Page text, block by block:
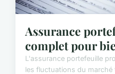
Assurance
complet pour
L'assurance portefeuille
les fluctuations du